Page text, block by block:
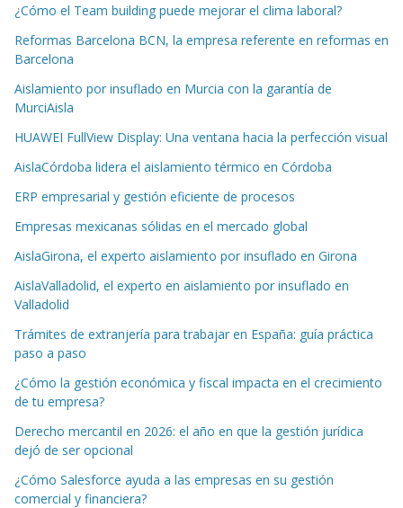
¿Cómo el Team building puede mejorar el clima laboral?
Reformas Barcelona BCN, la empresa referente en reformas en
Barcelona
Aislamiento por insuflado en Murcia con la garantía de
MurciAisla
HUAWEI FullView Display: Una ventana hacia la perfección visual
AislaCórdoba lidera el aislamiento térmico en Córdoba
ERP empresarial y gestión eficiente de procesos
Empresas mexicanas sólidas en el mercado global
AislaGirona, el experto aislamiento por insuflado en Girona
AislaValladolid, el experto en aislamiento por insuflado en
Valladolid
Trámites de extranjería para trabajar en España: guía práctica
paso a paso
¿Cómo la gestión económica y fiscal impacta en el crecimiento
de tu empresa?
Derecho mercantil en 2026: el año en que la gestión jurídica
dejó de ser opcional
¿Cómo Salesforce ayuda a las empresas en su gestión
comercial y financiera?